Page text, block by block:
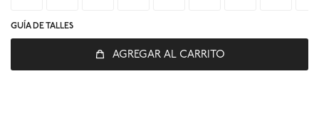
GUÍA DE TALLES
AGREGAR AL CARRITO